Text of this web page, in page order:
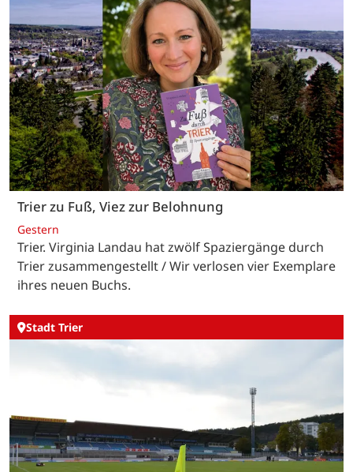
Trier zu Fuß, Viez zur Belohnung
Gestern
Trier. Virginia Landau hat zwölf Spaziergänge durch
Trier zusammengestellt / Wir verlosen vier Exemplare
ihres neuen Buchs.
Stadt Trier